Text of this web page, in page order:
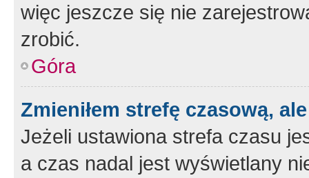
więc jeszcze się nie
zrobić.
Góra
Zmieniłem strefę czasową,
Jeżeli ustawiona strefa czasu
a czas nadal jest wyświetlany